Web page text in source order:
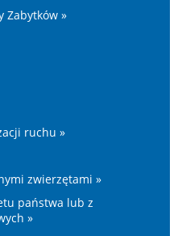
Zabytków »
ruchu »
zwierzętami »
państwa lub z
»